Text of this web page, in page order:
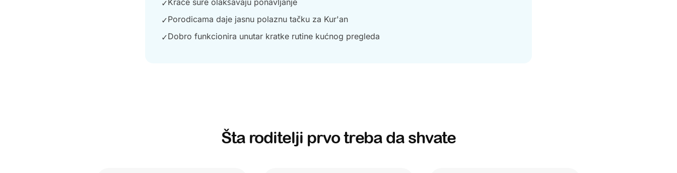
✓Kraće sure olakšavaju ponavljanje
✓Porodicama daje jasnu polaznu tačku za Kur'an
✓Dobro funkcionira unutar kratke rutine kućnog pregleda
Šta roditelji prvo treba da shvate